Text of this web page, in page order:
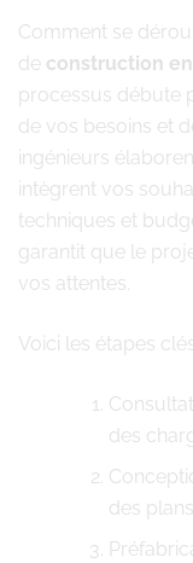
Comment se
de construction
processus débute
de vos besoins et
ingénieurs
intègrent vos
techniques et
garantit que le
vos attentes.
Voici les étapes
des
des plans